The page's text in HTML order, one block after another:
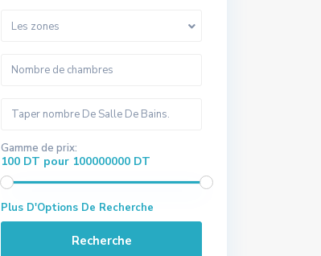
Les zones
Gamme de prix:
100 DT pour 100000000 DT
Plus D'Options De Recherche
Recherche